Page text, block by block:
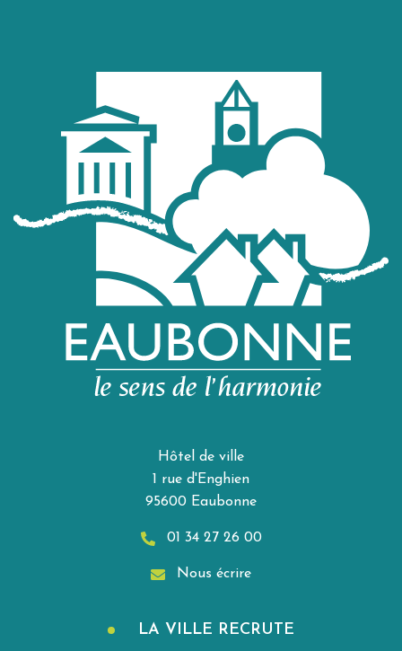
Hôtel de ville
1 rue d'Enghien
95600 Eaubonne
01 34 27 26 00
Nous écrire
LA VILLE RECRUTE